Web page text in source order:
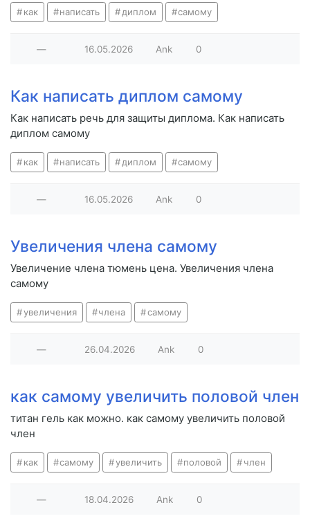
как написать диплом самому
— 16.05.2026 Ank 0
Как написать диплом самому
Как написать речь для защиты диплома. Как написать
диплом самому
как написать диплом самому
— 16.05.2026 Ank 0
Увеличения члена самому
Увеличение члена тюмень цена. Увеличения члена
самому
увеличения члена самому
— 26.04.2026 Ank 0
как самому увеличить половой член
титан гель как можно. как самому увеличить половой
член
как самому увеличить половой член
— 18.04.2026 Ank 0